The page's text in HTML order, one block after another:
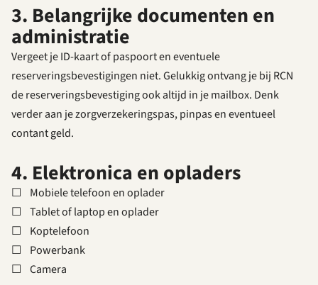
3. Belangrijke documenten en
administratie
Vergeet je ID-kaart of paspoort en eventuele
reserveringsbevestigingen niet. Gelukkig ontvang je bij RCN
de reserveringsbevestiging ook altijd in je mailbox. Denk
verder aan je zorgverzekeringspas, pinpas en eventueel
contant geld.
4. Elektronica en opladers
☐ Mobiele telefoon en oplader
☐ Tablet of laptop en oplader
☐ Koptelefoon
☐ Powerbank
☐ Camera